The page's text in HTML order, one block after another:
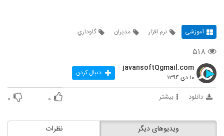
آموزشی نرم افزار مديران گاوداري
۵۱۸
javansoftQgmail.com
۱۰ دی ۱۳۹۴ دنبال کردن
دانلود بیشتر ۰ ۰
نظرات ویدیوهای دیگر